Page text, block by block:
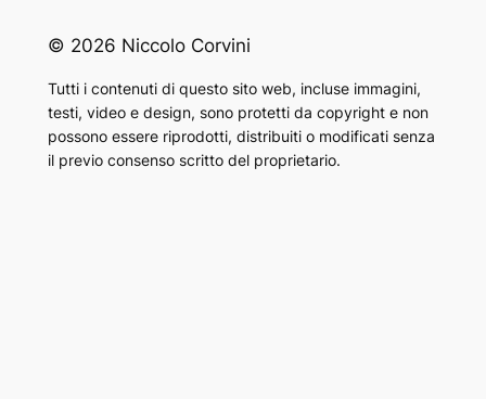
© 2026 Niccolo Corvini
Tutti i contenuti di questo sito web, incluse immagini,
testi, video e design, sono protetti da copyright e non
possono essere riprodotti, distribuiti o modificati senza
il previo consenso scritto del proprietario.